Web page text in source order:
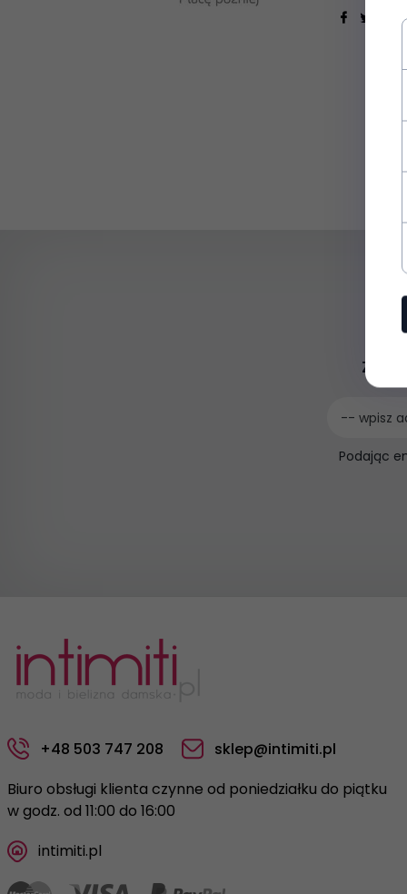
-- wpisz
Podając
+48 503 747 208
sklep@intimiti.pl
Biuro obsługi klienta czynne od poniedziałku do piątku
w godz. od 11:00 do 16:00
intimiti.pl